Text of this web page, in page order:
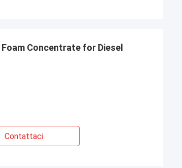
Concentrate for Diesel
Contattaci